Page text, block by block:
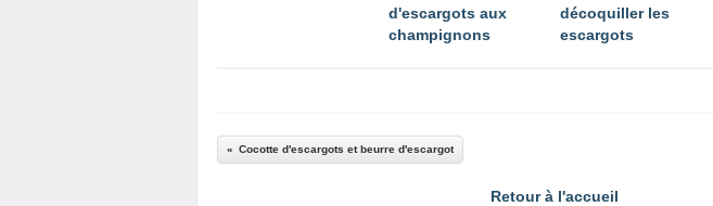
d'escargots aux
champignons
décoquiller les
escargots
Cocotte d'escargots et beurre d'escargot
Retour à l'accueil